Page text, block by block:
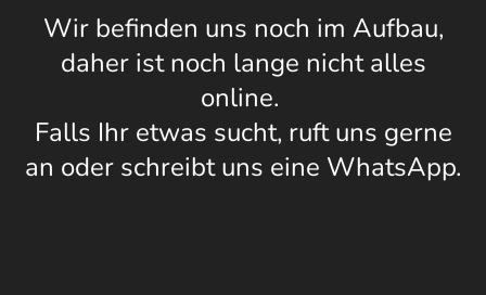
Wir befinden uns noch im Aufbau,
daher ist noch lange nicht alles
online.
Falls Ihr etwas sucht, ruft uns gerne
an oder schreibt uns eine WhatsApp.